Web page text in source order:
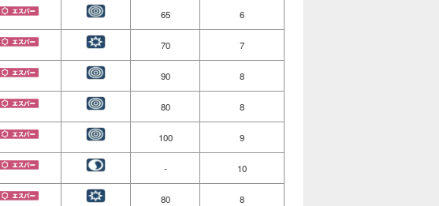
65 6
70 7
90 8
80 8
100 9
- 10
80 8